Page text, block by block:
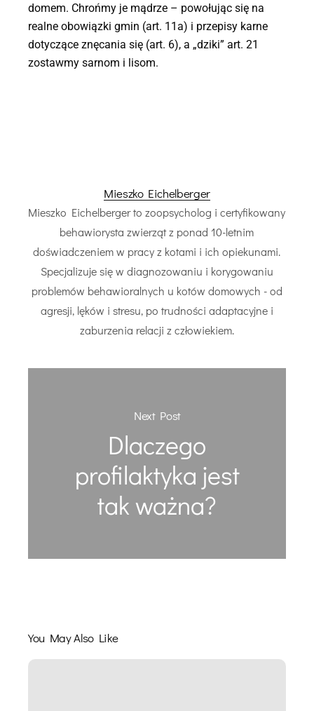
domem. Chrońmy je mądrze – powołując się na
realne obowiązki gmin (art. 11a) i przepisy karne
dotyczące znęcania się (art. 6), a „dziki” art. 21
zostawmy sarnom i lisom.
Mieszko Eichelberger
Mieszko Eichelberger to zoopsycholog i certyfikowany
behawiorysta zwierząt z ponad 10-letnim
doświadczeniem w pracy z kotami i ich opiekunami.
Specjalizuje się w diagnozowaniu i korygowaniu
problemów behawioralnych u kotów domowych - od
agresji, lęków i stresu, po trudności adaptacyjne i
zaburzenia relacji z człowiekiem.
Next Post
Dlaczego
profilaktyka jest
tak ważna?
You May Also Like
Konfrontacja